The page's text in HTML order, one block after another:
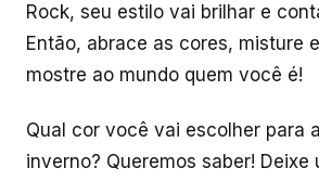
Rock, seu estilo vai brilhar e
Então, abrace as cores, misture
mostre ao mundo quem você é!
Qual cor você vai escolher para
inverno? Queremos saber! Deixe